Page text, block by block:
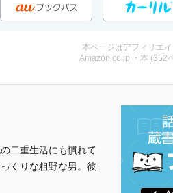
本ページはアフィリエ
Amazon.co.jp ・本 (352
二重生活にも慣れて
くりな粗野な男。彼